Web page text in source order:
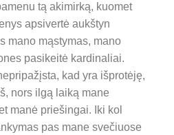
tą akimirką, kuomet
apsivertė aukštyn
mano mąstymas, mano
pasikeitė kardinaliai.
kad yra išprotėję,
nors ilgą laiką mane
manė priešingai. Iki kol
pas mane svečiuose